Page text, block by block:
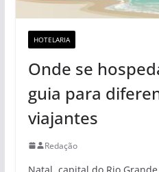
HOTELARIA
Onde se
guia para
viajantes
Redação